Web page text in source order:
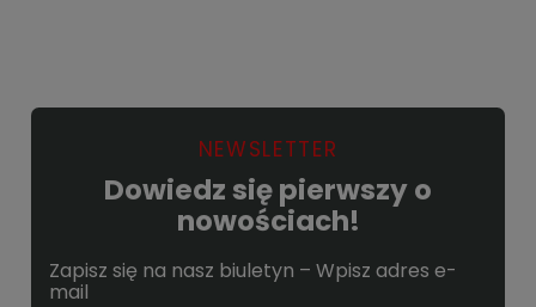
NEWSLETTER
Dowiedz się pierwszy o
nowościach!
Zapisz się na nasz biuletyn – Wpisz adres e-
mail